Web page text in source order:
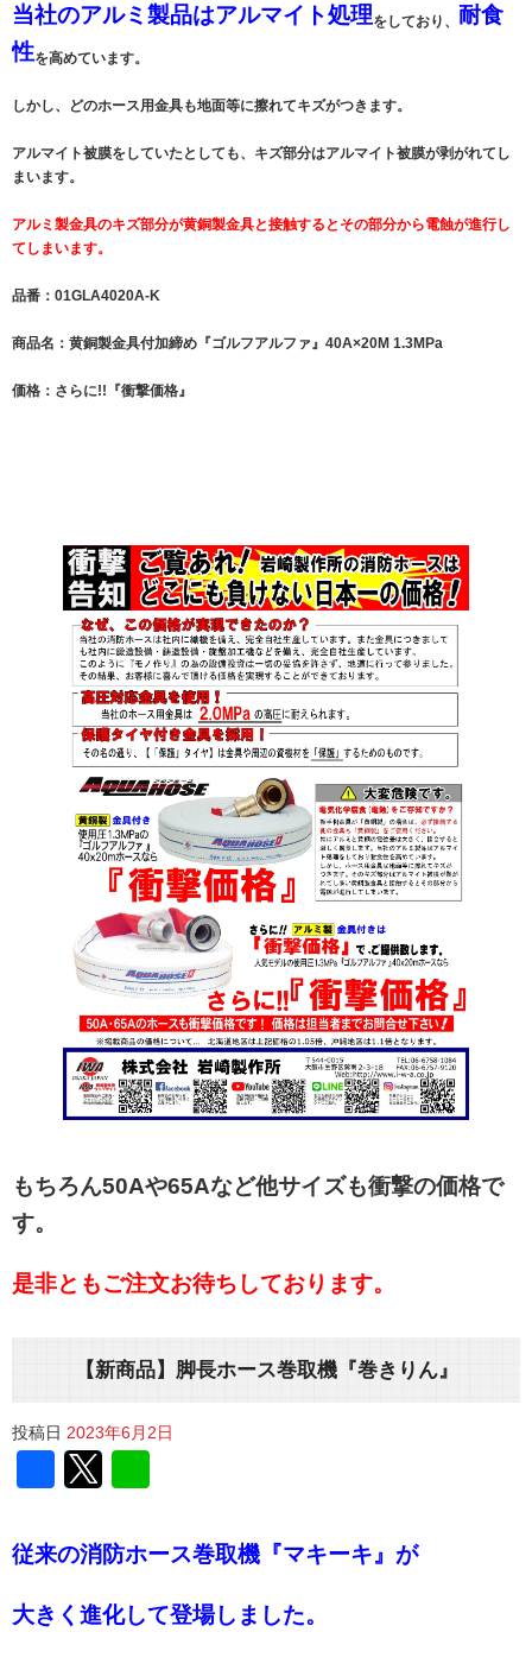
当社のアルミ製品はアルマイト処理をしており、 耐食
性を高めています。
しかし、どのホース用金具も地面等に擦れてキズがつきます。
アルマイト被膜をしていたとしても、キズ部分はアルマイト被膜が剥がれてし
まいます。
アルミ製金具のキズ部分が黄銅製金具と接触するとその部分から電蝕が進行し
てしまいます。
品番：01GLA4020A-K
商品名：黄銅製金具付加締め『ゴルフアルファ』40A×20M 1.3MPa
価格：さらに!!『衝撃価格』
もちろん50Aや65Aなど他サイズも衝撃の価格で
す。
是非ともご注文お待ちしております。
【新商品】脚長ホース巻取機『巻きりん』
投稿日 2023年6月2日
Facebook
従来の消防ホース巻取機『マキーキ』が
大きく進化して登場しました。